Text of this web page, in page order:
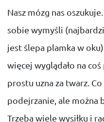
Nasz mózg nas
sobie wymyśli
jest ślepa plamka w
więcej wyglądało na
prostu uzna za twarz.
podejrzanie, ale można
Trzeba wiele wysiłku i